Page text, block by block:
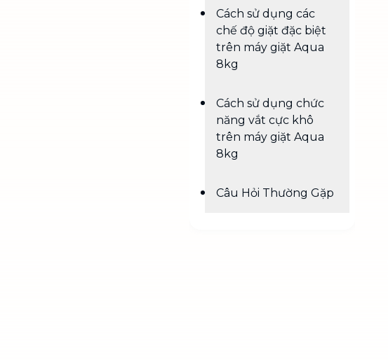
Cách sử dụng các
chế độ giặt đặc biệt
trên máy giặt Aqua
8kg
Cách sử dụng chức
năng vắt cực khô
trên máy giặt Aqua
8kg
Câu Hỏi Thường Gặp